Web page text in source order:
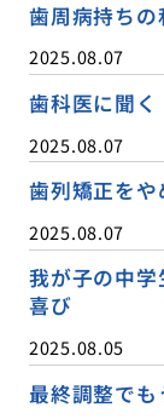
歯周病持ち
2025.08.07
歯科医に聞
2025.08.07
歯列矯正を
2025.08.07
我が子の中
喜び
2025.08.05
最終調整で